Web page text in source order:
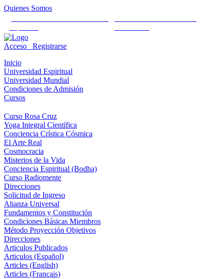
Quienes Somos
Acceso
Registrarse
Inicio
Universidad Espiritual
Universidad Mundial
Condiciones de Admisión
Cursos
Curso Rosa Cruz
Yoga Integral Científica
Conciencia Crística Cósmica
El Arte Real
Cosmocracia
Misterios de la Vida
Conciencia Espiritual (Bodha)
Curso Radiomente
Direcciones
Solicitud de Ingreso
Alianza Universal
Fundamentos y Constitución
Condiciones Básicas Miembros
Método Proyección Objetivos
Direcciones
Articulos Publicados
Articulos (Español)
Articles (English)
Articles (Français)